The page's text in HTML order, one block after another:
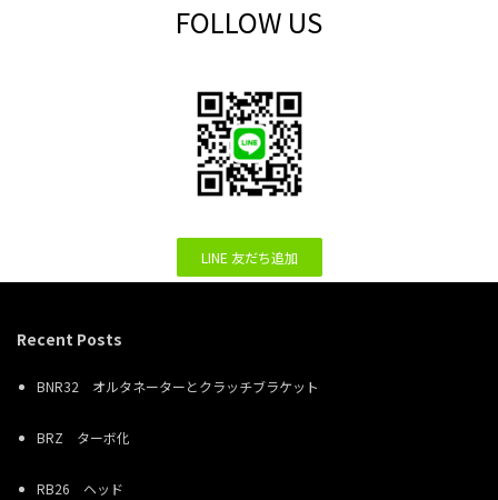
FOLLOW US
LINE 友だち追加
Recent Posts
BNR32 オルタネーターとクラッチブラケット
BRZ ターボ化
RB26 ヘッド